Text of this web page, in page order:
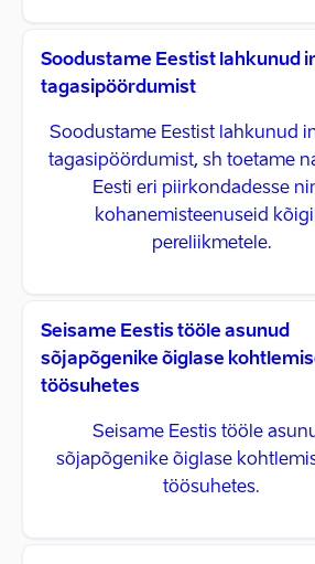
Soodustame Eestist lahkunud
tagasipöördumist
Soodustame Eestist lahkunud
tagasipöördumist, sh toetame
Eesti eri piirkondadesse
kohanemisteenuseid
pereliikmetele.
Seisame Eestis tööle asunud
sõjapõgenike õiglase
töösuhetes
Seisame Eestis tööle
sõjapõgenike õiglase
töösuhetes.